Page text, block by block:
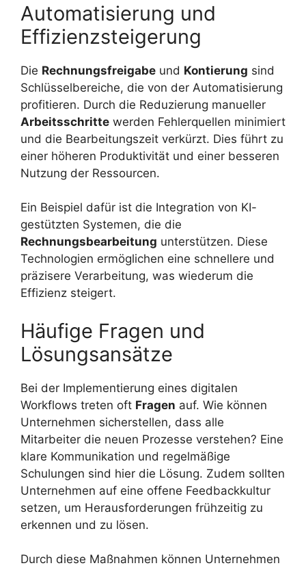
Automatisierung und
Effizienzsteigerung
Die Rechnungsfreigabe und Kontierung sind
Schlüsselbereiche, die von der Automatisierung
profitieren. Durch die Reduzierung manueller
Arbeitsschritte werden Fehlerquellen minimiert
und die Bearbeitungszeit verkürzt. Dies führt zu
einer höheren Produktivität und einer besseren
Nutzung der Ressourcen.
Ein Beispiel dafür ist die Integration von KI-
gestützten Systemen, die die
Rechnungsbearbeitung unterstützen. Diese
Technologien ermöglichen eine schnellere und
präzisere Verarbeitung, was wiederum die
Effizienz steigert.
Häufige Fragen und
Lösungsansätze
Bei der Implementierung eines digitalen
Workflows treten oft Fragen auf. Wie können
Unternehmen sicherstellen, dass alle
Mitarbeiter die neuen Prozesse verstehen? Eine
klare Kommunikation und regelmäßige
Schulungen sind hier die Lösung. Zudem sollten
Unternehmen auf eine offene Feedbackkultur
setzen, um Herausforderungen frühzeitig zu
erkennen und zu lösen.
Durch diese Maßnahmen können Unternehmen